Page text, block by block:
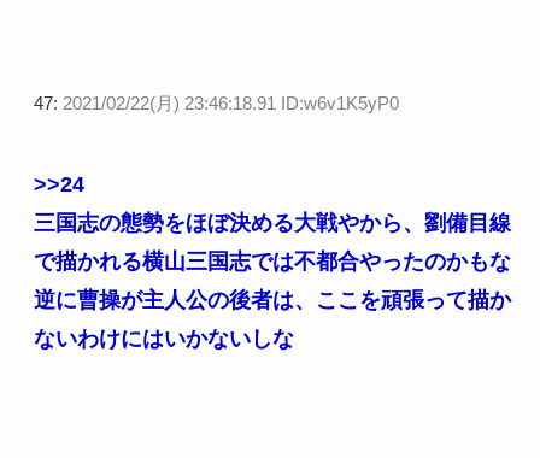
47: 2021/02/22(月) 23:46:18.91 ID:w6v1K5yP0
>>24
三国志の態勢をほぼ決める大戦やから、劉備目線
で描かれる横山三国志では不都合やったのかもな
逆に曹操が主人公の後者は、ここを頑張って描か
ないわけにはいかないしな